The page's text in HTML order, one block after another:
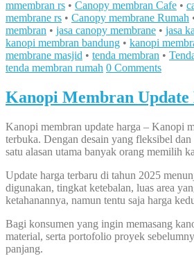
mmembran rs • Canopy membran Cafe •
membrane rs • Canopy membrane Rumah
membran • jasa canopy membrane • jasa
kanopi membran bandung • kanopi
membrane masjid • tenda membran •
tenda membran rumah 0 Comments
Kanopi Membran
Kanopi membran update harga – Kanopi
terbuka. Dengan desain yang fleksibel
satu alasan utama banyak orang memilih
Update harga terbaru di tahun 2025
digunakan, tingkat ketebalan, luas area
ketahanannya, namun tentu saja harga
Bagi konsumen yang ingin memasang
material, serta portofolio proyek
panjang.